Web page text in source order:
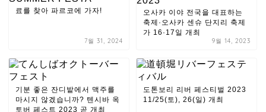
료를 찾아 파르코에 가자!
7월 31, 2024
오사카 이야 전국을 대표하는
축제·오사카 센슈 단지리 축제
가 16·17일 개최
9월 14, 2023
기분 좋은 잔디밭에서 맥주를 ​​
마시지 않겠습니까? 텐시바 옥
토버 페스트 2023 곧 개최
도톤보리 리버 페스티벌 2023
11/25(토), 26(일) 개최